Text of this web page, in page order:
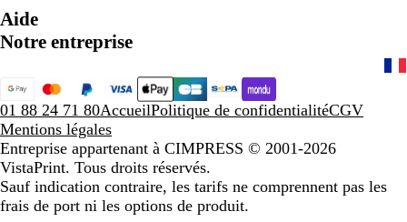
Aide
Notre entreprise
01 88 24 71 80AccueilPolitique de confidentialitéCGV
Mentions légales
Entreprise appartenant à CIMPRESS © 2001-2026
VistaPrint. Tous droits réservés.
Sauf indication contraire, les tarifs ne comprennent pas les
frais de port ni les options de produit.